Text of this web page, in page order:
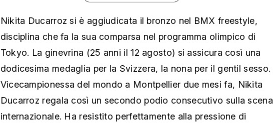
Nikita Ducarroz si è aggiudicata il bronzo nel BMX freestyle,
disciplina che fa la sua comparsa nel programma olimpico di
Tokyo. La ginevrina (25 anni il 12 agosto) si assicura così una
dodicesima medaglia per la Svizzera, la nona per il gentil sesso.
Vicecampionessa del mondo a Montpellier due mesi fa, Nikita
Ducarroz regala così un secondo podio consecutivo sulla scena
internazionale. Ha resistito perfettamente alla pressione di